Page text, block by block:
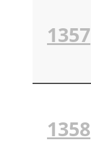
1357
1358